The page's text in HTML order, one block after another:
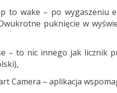
to wake – po wygaszeniu
puknięcie w
– to nic innego jak licznik
Camera – aplikacja